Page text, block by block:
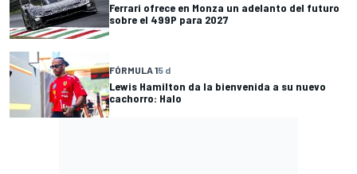
Ferrari ofrece en Monza un adelanto del futuro
sobre el 499P para 2027
FÓRMULA 15 d
Lewis Hamilton da la bienvenida a su nuevo
cachorro: Halo